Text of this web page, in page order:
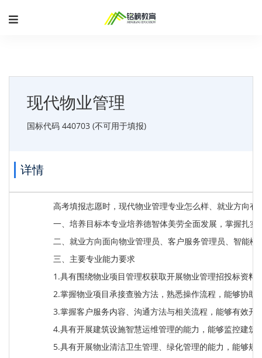
现代物业管理
国标代码 440703 (不可用于填报)
详情
高考填报志愿时，现代物业管理专业怎么样、就业方向
一、培养目标本专业培养德智体美劳全面发展，掌握扎
二、就业方向面向物业管理员、客户服务管理员、智能
三、主要专业能力要求
1.具有围绕物业项目管理权获取开展物业管理招投标资料
2.掌握物业项目承接查验方法，熟悉操作流程，能够协助
3.掌握客户服务内容、沟通方法与相关流程，能够有效开
4.具有开展建筑设施智慧运维管理的能力，能够监控建
5.具有开展物业清洁卫生管理、绿化管理的能力，能够